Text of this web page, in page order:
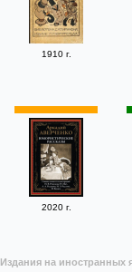
1910 г.
2020 г.
Издания на иностранных